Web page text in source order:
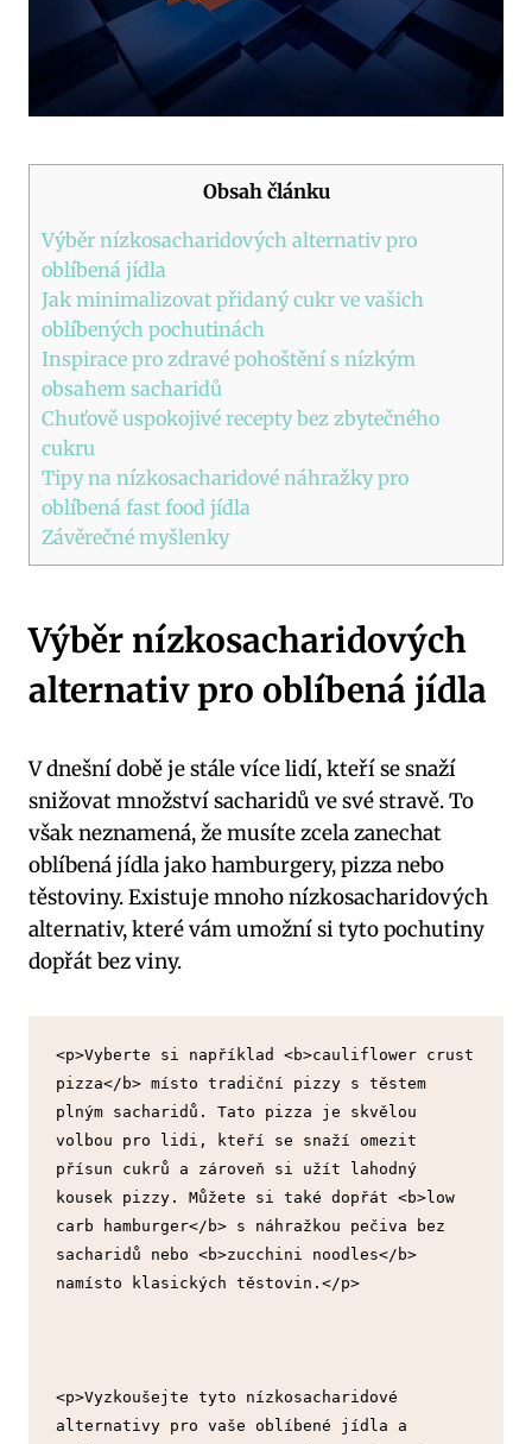
Obsah článku
Výběr nízkosacharidových alternativ pro
oblíbená jídla
Jak minimalizovat přidaný cukr ve vašich
oblíbených pochutinách
Inspirace pro zdravé pohoštění s nízkým
obsahem sacharidů
Chuťově uspokojivé recepty bez zbytečného
cukru
Tipy na nízkosacharidové náhražky pro
oblíbená fast food jídla
Závěrečné myšlenky
Výběr nízkosacharidových
alternativ pro oblíbená jídla
V dnešní době je stále více lidí, kteří se snaží
snižovat množství sacharidů ve své stravě. To
však neznamená, že musíte zcela zanechat
oblíbená jídla jako hamburgery, pizza nebo
těstoviny. Existuje mnoho nízkosacharidových
alternativ, které vám umožní si tyto pochutiny
dopřát bez viny.
<p>Vyberte si například <b>cauliflower crust
pizza</b> místo tradiční pizzy s těstem
plným sacharidů. Tato pizza je skvělou
volbou pro lidi, kteří se snaží omezit
přísun cukrů a zároveň si užít lahodný
kousek pizzy. Můžete si také dopřát <b>low
carb hamburger</b> s náhražkou pečiva bez
sacharidů nebo <b>zucchini noodles</b>
namísto klasických těstovin.</p>
<p>Vyzkoušejte tyto nízkosacharidové
alternativy pro vaše oblíbené jídla a